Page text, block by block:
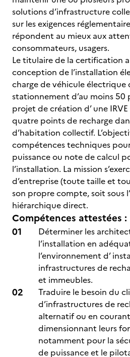
solutions d’infrastructure
sur les exigences
répondent au mieux aux
consommateurs, usagers.
Le titulaire de la certification
conception de l’installation
charge de véhicule électrique
stationnement d’au moins
projet de création d’ une
quatre points de recharge
d’habitation collectif.
compétences techniques
puissance ou note de calcul
l’installation. La mission
d’entreprise (toute taille et
son propre compte, soit sous
hiérarchique direct.
Compétences attestées :
Déterminer les
l’installation en
l’environnement d’
infrastructures de
et immeubles.
Traduire le besoin du
d’infrastructures de
alternatif ou en
dimensionnant leurs
notamment pour la
de puissance et le